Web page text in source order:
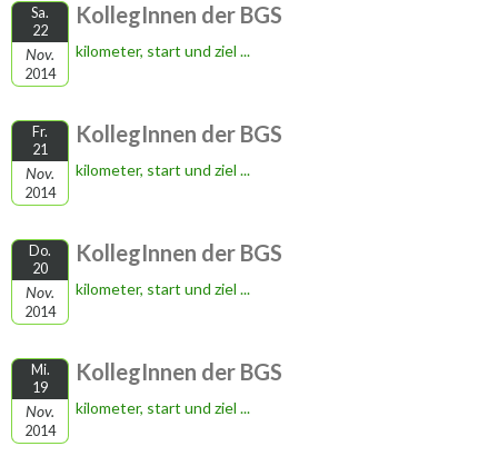
Sa.
22
Nov.
2014
KollegInnen der BGS
kilometer, start und ziel ...
Fr.
21
Nov.
2014
KollegInnen der BGS
kilometer, start und ziel ...
Do.
20
Nov.
2014
KollegInnen der BGS
kilometer, start und ziel ...
Mi.
19
Nov.
2014
KollegInnen der BGS
kilometer, start und ziel ...